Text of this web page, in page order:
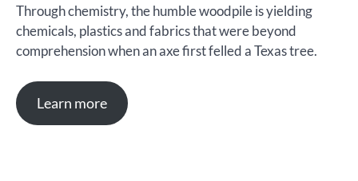
Through chemistry, the humble woodpile is yielding
chemicals, plastics and fabrics that were beyond
comprehension when an axe first felled a Texas tree.
Learn more